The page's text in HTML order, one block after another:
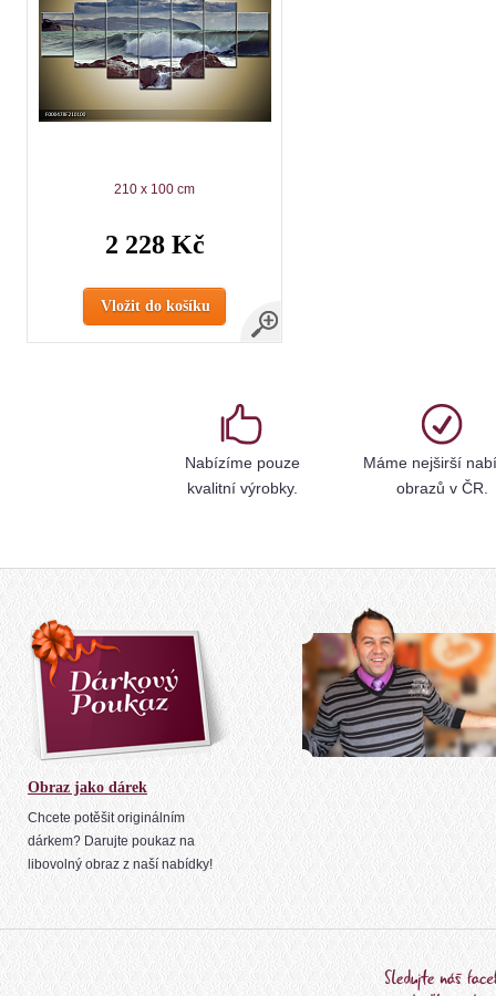
210 x 100 cm
2 228 Kč
Vložit do košíku
Nabízíme pouze
kvalitní výrobky.
Máme nejširší
obrazů v ČR.
Obraz jako dárek
Chcete potěšit originálním
dárkem? Darujte poukaz na
libovolný obraz z naší nabídky!